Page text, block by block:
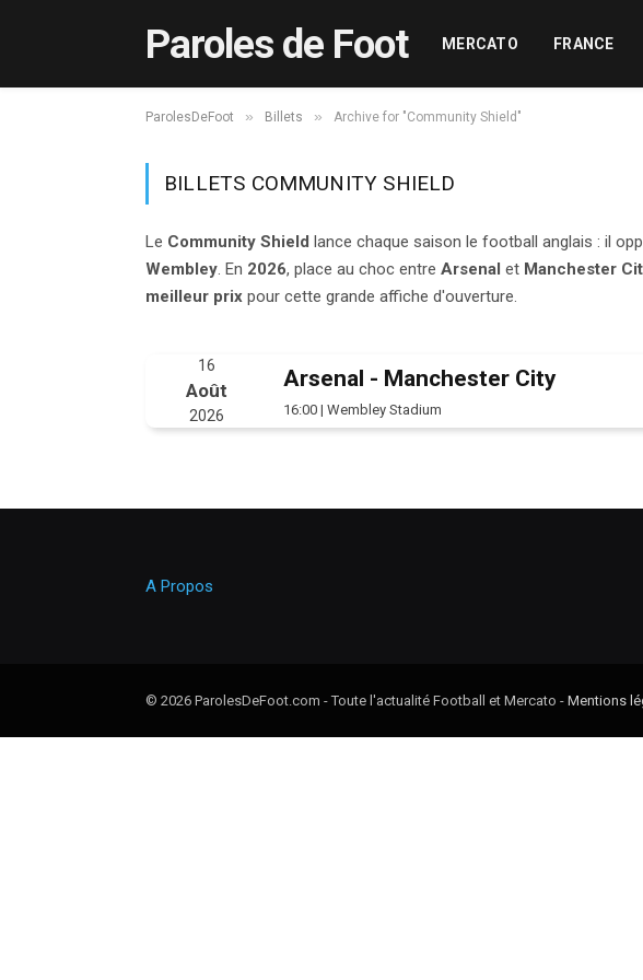
Paroles de Foot MERCATO FRANCE
ParolesDeFoot » Billets » Archive for "Community Shield"
BILLETS COMMUNITY SHIELD
Le Community Shield lance chaque saison le football anglais : il
Wembley. En 2026, place au choc entre Arsenal et Manchester
meilleur prix pour cette grande affiche d'ouverture.
16
Août
2026
Arsenal - Manchester City
16:00 | Wembley Stadium
A Propos
© 2026 ParolesDeFoot.com - Toute l'actualité Football et Mercato - Mentions